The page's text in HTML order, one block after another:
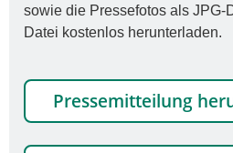
sowie die Pressefotos als JPG-
Datei kostenlos herunterladen.
Pressemitteilung